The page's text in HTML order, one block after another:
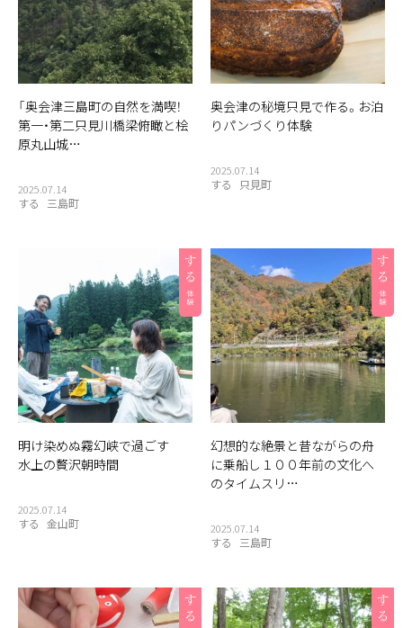
「奥会津三島町の自然を満喫！
第一・第二只見川橋梁俯瞰と桧
原丸山城…
2025.07.14
する 三島町
奥会津の秘境只見で作る。お泊
りパンづくり体験
2025.07.14
する 只見町
明け染めぬ霧幻峡で過ごす
水上の贅沢朝時間
2025.07.14
する 金山町
幻想的な絶景と昔ながらの舟
に乗船し１００年前の文化へ
のタイムスリ…
2025.07.14
する 三島町